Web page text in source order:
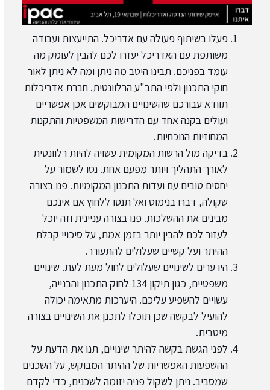
פעלו בשיתוף פעולה עם אדריכל. התייעצות ועבודה
משותפת עם האדריכל יעזרו לכם להבין לעומק מה
עומד בפניכם. תבינו היטב מה ניתן ומה לא ניתן לאור
חוקי התכנון ולפי התב"ע הרלוונטית. חברת אדריכלות
תוודא עבורכם שהשינויים המבוקשים אכן אפשריים
ועולים בקנה אחד עם הדרישות המשפטיות והתקנות
המחוזיות הנוכחיות.
בדיקה מול הרשות המקומית עשויה להיות רלוונטית
לאורך התהליך ויותר מפעם אחת. נסו לשמור על
יחסים טובים עם ועדות התכנון המקומיות. פנו בצורה
שקולה, דברו בנימוס ואל תנסו ללחוץ אם אינכם
מבינים את ההשלכות. פנו בצורה עניינית וזה יוכל
לעזור לכם להבין יותר בזמן אמת, על סיכויי קבלת
ההיתר ועל קשיים שעלולים להתעורר.
היו ערים לשינויים שעלולים לחול מעת לעת. שינויים
משפטיים, כגון תיקון 134 לחוק התכנון והבנייה,
עשויים להשפיע עליכם. היערכות מתאימה יכולה
להועיל לבקשה שכן תוכלו לתכנן את השינויים בצורה
מיטבית.
לפני הגשת בקשה להיתר שינויים, תנו את הדעת על
ההשפעות האפשריות של ההיתר המבוקש, על השכנים
שמסביב. ניתן לשקול פניה יזומה לשכנים, כדי לקדם